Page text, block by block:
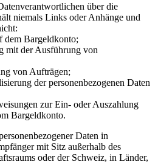
über die
niemals Links oder Anhänge und
dem Bargeldkonto;
mit der Ausführung von
von Aufträgen;
der personenbezogenen Daten
zur Ein- oder Auszahlung
Bargeldkonto.
Daten in
mit Sitz außerhalb des
oder der Schweiz, in Länder,